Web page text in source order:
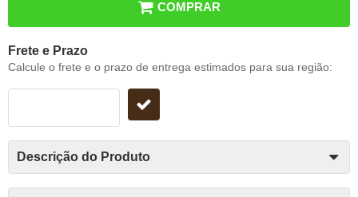
COMPRAR
Frete e Prazo
Calcule o frete e o prazo de entrega estimados para sua região:
Descrição do Produto